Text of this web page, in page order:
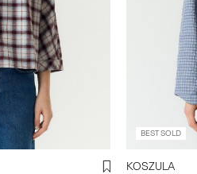
BEST SOLD
KOSZULA